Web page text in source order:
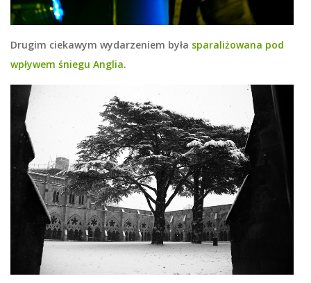
Drugim ciekawym wydarzeniem była sparaliżowana pod
wpływem śniegu Anglia.